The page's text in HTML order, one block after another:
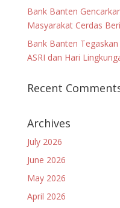
Bank Banten
Masyarakat Cerdas
Bank Banten
ASRI dan Hari
Recent
Archives
July 2026
June 2026
May 2026
April 2026